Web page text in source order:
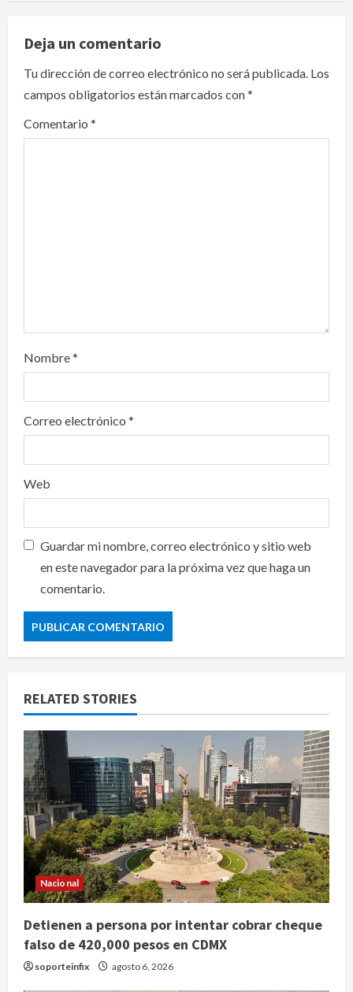
i
g
a
Deja un comentario
Tu dirección de correo electrónico no será publicada. Los
campos obligatorios están marcados con*
Comentario *
Nombre*
Correo electrónico *
Web
Guardar mi nombre, correo electrónico y sitio web
en este navegador para la próxima vez que haga un
comentario.
RELATED STORIES
Nacional
Detienen a persona por intentar cobrar cheque
falso de 420,000 pesos en CDMX
soporteinfix agosto 6, 2026